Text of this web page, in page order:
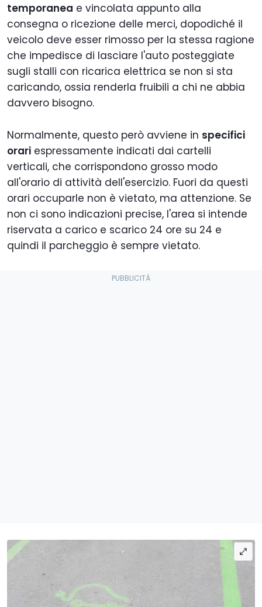
temporanea e vincolata appunto alla
consegna o ricezione delle merci, dopodiché il
veicolo deve esser rimosso per la stessa ragione
che impedisce di lasciare l'auto posteggiate
sugli stalli con ricarica elettrica se non si sta
caricando, ossia renderla fruibili a chi ne abbia
davvero bisogno.
Normalmente, questo però avviene in specifici
orari espressamente indicati dai cartelli
verticali, che corrispondono grosso modo
all'orario di attività dell'esercizio. Fuori da questi
orari occuparle non è vietato, ma attenzione. Se
non ci sono indicazioni precise, l'area si intende
riservata a carico e scarico 24 ore su 24 e
quindi il parcheggio è sempre vietato.